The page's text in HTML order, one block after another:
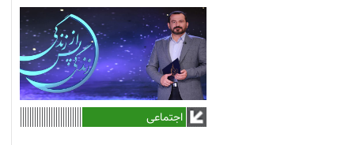
اجتماعی